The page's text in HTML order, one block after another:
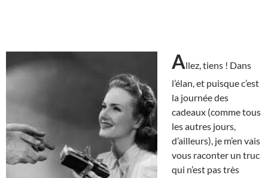
Allez, tiens ! Dans
l’élan, et puisque c’est
la journée des
cadeaux (comme tous
les autres jours,
d’ailleurs), je m’en vais
vous raconter un truc
qui n’est pas très